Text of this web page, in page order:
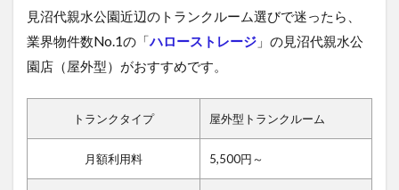
見沼代親水公園近辺のトランクルーム選びで迷ったら、
業界物件数No.1の「ハローストレージ 」の見沼代親水公
園店（屋外型）がおすすめです。
トランクタイプ 屋外型トランクルーム
月額利用料 5,500円～